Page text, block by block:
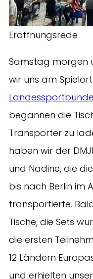
Eröffnungsrede
Samstag morgen
wir uns am
begannen die
Transporter zu
haben wir der
und Nadine, die
bis nach Berlin im
transportierte.
Tische, die Sets
die ersten
12 Ländern
und erhielten